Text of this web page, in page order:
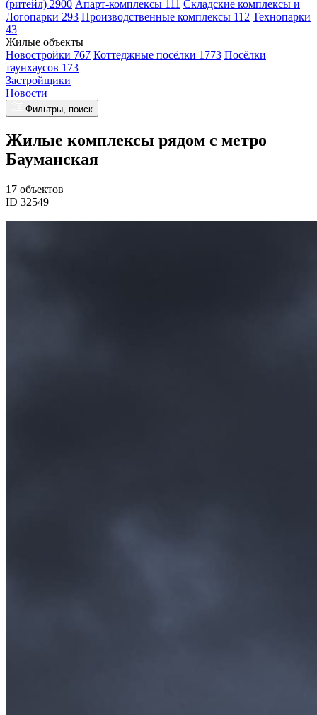
(ритейл) 2900 Апарт-комплексы 111 Складские комплексы и
Логопарки 293 Производственные комплексы 112 Технопарки
43
Жилые объекты
Новостройки 767 Коттеджные посёлки 1773 Посёлки
таунхаусов 173
Застройщики
Новости
Фильтры, поиск
Жилые комплексы рядом с метро
Бауманская
17 объектов
ID 32549